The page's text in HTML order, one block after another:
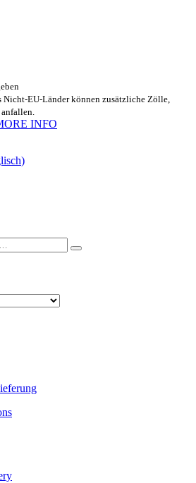
EU-Länder können zusätzliche Zölle,
INFO
)